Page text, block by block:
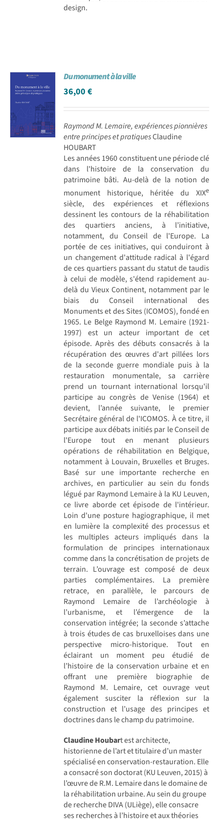
design.
Du monument à la ville
36,00€
Raymond M. Lemaire, expériences pionnières
entre principes et pratiquesClaudine
HOUBART
Les années 1960 constituent une période clé
dans l'histoire de la conservation du
patrimoine bâti. Au-delà de la notion de
monument historique, héritée du XIXe
siècle, des expériences et réflexions
dessinent les contours de la réhabilitation
des quartiers anciens, à l’initiative,
notamment, du Conseil de l'Europe. La
portée de ces initiatives, qui conduiront à
un changement d'attitude radical à l'égard
de ces quartiers passant du statut de taudis
à celui de modèle, s'étend rapidement au-
delà du Vieux Continent, notamment par le
biais du Conseil international des
Monuments et des Sites (ICOMOS), fondé en
1965. Le Belge Raymond M. Lemaire (1921-
1997) est un acteur important de cet
épisode. Après des débuts consacrés à la
récupération des œuvres d'art pillées lors
de la seconde guerre mondiale puis à la
restauration monumentale, sa carrière
prend un tournant international lorsqu'il
participe au congrès de Venise (1964) et
devient, l’année suivante, le premier
Secrétaire général de l'ICOMOS. À ce titre, il
participe aux débats initiés par le Conseil de
l'Europe tout en menant plusieurs
opérations de réhabilitation en Belgique,
notamment à Louvain, Bruxelles et Bruges.
Basé sur une importante recherche en
archives, en particulier au sein du fonds
légué par Raymond Lemaire à la KU Leuven,
ce livre aborde cet épisode de l'intérieur.
Loin d'une posture hagiographique, il met
en lumière la complexité des processus et
les multiples acteurs impliqués dans la
formulation de principes internationaux
comme dans la concrétisation de projets de
terrain. L’ouvrage est composé de deux
parties complémentaires. La première
retrace, en parallèle, le parcours de
Raymond Lemaire de l’archéologie à
l’urbanisme, et l’émergence de la
conservation intégrée; la seconde s’attache
à trois études de cas bruxelloises dans une
perspective micro-historique. Tout en
éclairant un moment peu étudié de
l’histoire de la conservation urbaine et en
offrant une première biographie de
Raymond M. Lemaire, cet ouvrage veut
également susciter la réflexion sur la
construction et l’usage des principes et
doctrines dans le champ du patrimoine.
Claudine Houbart est architecte,
historienne de l’art et titulaire d’un master
spécialisé en conservation-restauration. Elle
a consacré son doctorat (KU Leuven, 2015) à
l’œuvre de R.M. Lemaire dans le domaine de
la réhabilitation urbaine. Au sein du groupe
de recherche DIVA (ULiège), elle consacre
ses recherches à l’histoire et aux théories